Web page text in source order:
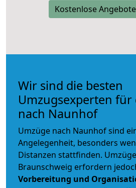
Kostenlose
Wir sind die besten
Umzugsexperten für
nach Naunhof
Umzüge nach Naunhof sind
Angelegenheit, besonders
Distanzen stattfinden.
Braunschweig erfordern
Vorbereitung und